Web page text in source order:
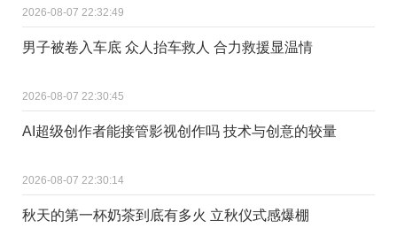
2026-08-07 22:32:49
男子被卷入车底 众人抬车救人 合力救援显温情
2026-08-07 22:30:45
AI超级创作者能接管影视创作吗 技术与创意的较量
2026-08-07 22:30:14
秋天的第一杯奶茶到底有多火 立秋仪式感爆棚